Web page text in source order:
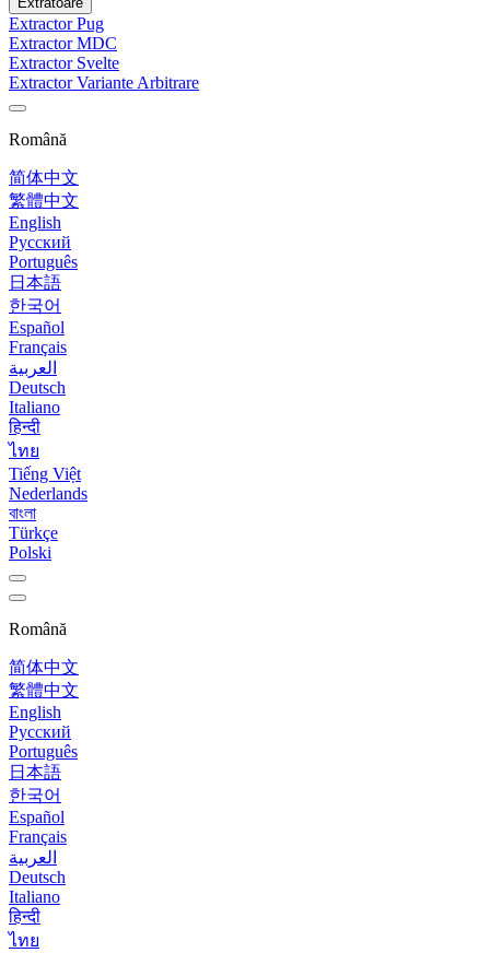
Extractor Pug
Extractor MDC
Extractor Svelte
Extractor Variante Arbitrare
Română
简体中文
繁體中文
English
Русский
Português
日本語
한국어
Español
Français
العربية
Deutsch
Italiano
हिन्दी
ไทย
Tiếng Việt
Nederlands
বাংলা
Türkçe
Polski
Română
简体中文
繁體中文
English
Русский
Português
日本語
한국어
Español
Français
العربية
Deutsch
Italiano
हिन्दी
ไทย